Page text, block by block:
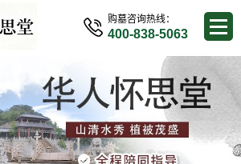
购墓咨询热线：
400-838-5063